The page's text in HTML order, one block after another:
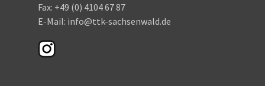
Fax: +49 (0) 4104 67 87
E-Mail: info@ttk-sachsenwald.de